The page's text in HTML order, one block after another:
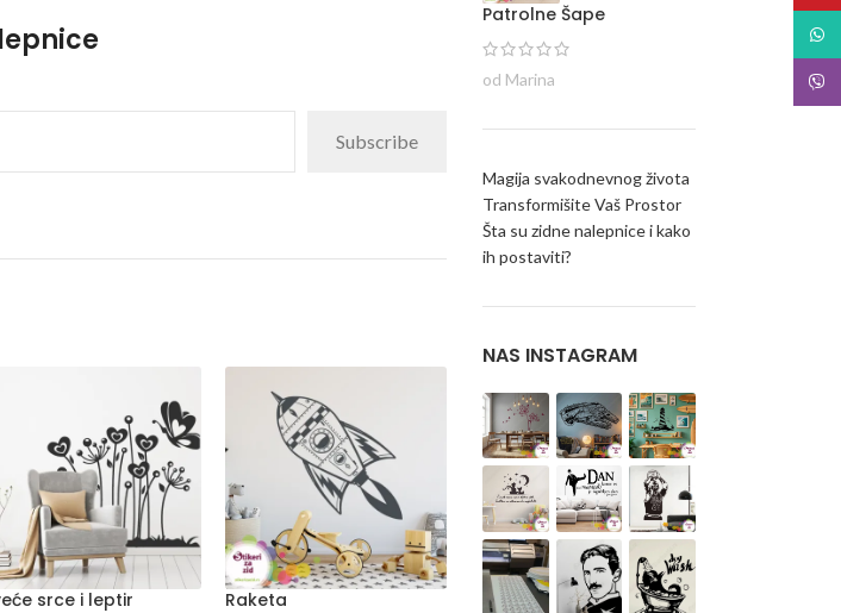
Subscribe
srce i leptir Raketa
Patrolne Šape
od Marina
Magija svakodnevnog života
Transformišite Vaš Prostor
Šta su zidne nalepnice i kako
ih postaviti?
NAS INSTAGRAM
Viber